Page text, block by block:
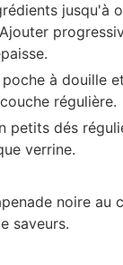
jusqu'à
à douille
régulière.
petits dés
verrine.
noire au
saveurs.